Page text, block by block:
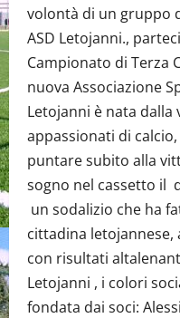
volontà di un gruppo
ASD Letojanni.,
Campionato di Terza
nuova Associazione
Letojanni è nata dalla
appassionati di
puntare subito alla
sogno nel cassetto il
un sodalizio che ha
cittadina letojannese,
con risultati
Letojanni , i colori
fondata dai soci: